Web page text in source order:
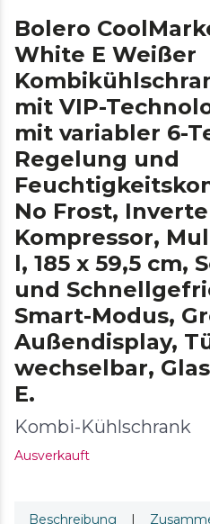
Bolero
White E Weißer
mit VIP-
mit variabler 6-
Regelung und
No Frost,
Kompressor,
l, 185 x 59,5 cm,
und
Smart-Modus,
Außendisplay,
wechselbar,
E.
Kombi-Kühlschrank
Ausverkauft
Beschreibung |